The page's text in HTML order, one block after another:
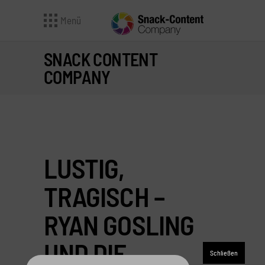
Menü
SNACK CONTENT
COMPANY
LUSTIG,
TRAGISCH –
RYAN GOSLING
UND DIE